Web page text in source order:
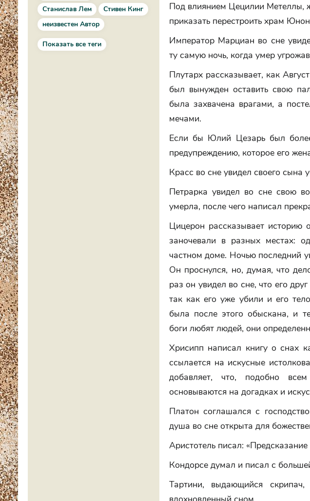
Станислав Лем
Стивен Кинг
неизвестен Автор
Показать все теги
Под влиянием Цецилии Метеллы,
приказать перестроить храм
Император Марциан во сне
ту самую ночь, когда умер
Плутарх рассказывает, как
был вынужден оставить свою
была захвачена врагами, а
мечами.
Если бы Юлий Цезарь был
предупреждению, которое его
Красс во сне увидел своего сына
Петрарка увидел во сне свою
умерла, после чего написал
Цицерон рассказывает историю
заночевали в разных местах:
частном доме. Ночью последний
Он проснулся, но, думая, что
раз он увидел во сне, что его
так как его уже убили и его
была после этого обыскана, и
боги любят людей, они
Хрисипп написал книгу о снах
ссылается на искусные
добавляет, что, подобно
основываются на догадках и
Платон соглашался с
душа во сне открыта для
Аристотель писал:
Кондорсе думал и писал с
Тартини, выдающийся